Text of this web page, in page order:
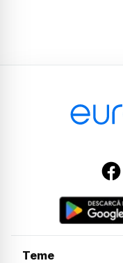
Teme